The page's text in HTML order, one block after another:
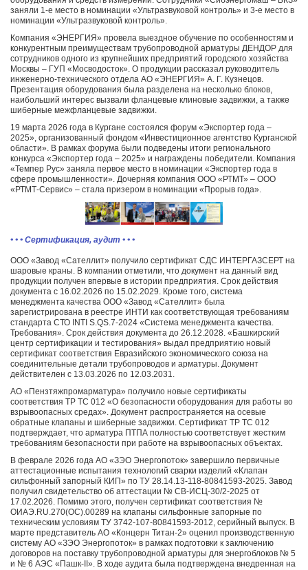
заняли 1-е место в номинации «Ультразвуковой контроль» и 3-е место в
номинации «Ультразвуковой контроль».
Компания «ЭНЕРГИЯ» провела выездное обучение по особенностям и
конкурентным преимуществам трубопроводной арматуры ДЕНДОР для
сотрудников одного из крупнейших предприятий городского хозяйства
Москвы – ГУП «Мосводосток». О продукции рассказал руководитель
инженерно-технического отдела АО «ЭНЕРГИЯ» А. Г. Кузнецов.
Презентация оборудования была разделена на несколько блоков,
наибольший интерес вызвали фланцевые клиновые задвижки, а также
шиберные межфланцевые задвижки.
19 марта 2026 года в Кургане состоялся форум «Экспортер года –
2025», организованный фондом «Инвестиционное агентство Курганской
области». В рамках форума были подведены итоги регионального
конкурса «Экспортер года – 2025» и награждены победители. Компания
«Темпер Рус» заняла первое место в номинации «Экспортер года в
сфере промышленности». Дочерняя компания ООО «РТМТ» – ООО
«РТМТ-Сервис» – стала призером в номинации «Прорыв года».
• • • Сертификация, аудит • • •
ООО «Завод «Сателлит» получило сертификат СДС ИНТЕРГАЗСЕРТ на
шаровые краны. В компании отметили, что документ на данный вид
продукции получен впервые в истории предприятия. Срок действия
документа с 16.02.2026 по 15.02.2029. Кроме того, система
менеджмента качества ООО «Завод «Сателлит» была
зарегистрирована в реестре ИНТИ как соответствующая требованиям
стандарта СТО INTI S.QS.7-2024 «Система менеджмента качества.
Требования». Срок действия документа до 26.12.2028. «Башкирский
центр сертификации и тестирования» выдал предприятию новый
сертификат соответствия Евразийского экономического союза на
соединительные детали трубопроводов и арматуры. Документ
действителен с 13.03.2026 по 12.03.2031.
АО «Пензтяжпромарматура» получило новые сертификаты
соответствия ТР ТС 012 «О безопасности оборудования для работы во
взрывоопасных средах». Документ распространяется на осевые
обратные клапаны и шиберные задвижки. Сертификат ТР ТС 012
подтверждает, что арматура ПТПА полностью соответствует жестким
требованиям безопасности при работе на взрывоопасных объектах.
В феврале 2026 года АО «ЗЭО Энергопоток» завершило первичные
аттестационные испытания технологий сварки изделий «Клапан
сильфонный запорный КИП» по ТУ 28.14.13-118-80841593-2025. Завод
получил свидетельство об аттестации № СВ-ИСЦ-30/2-2025 от
17.02.2026. Помимо этого, получен сертификат соответствия №
ОИАЭ.RU.270(ОС).00289 на клапаны сильфонные запорные по
техническим условиям ТУ 3742-107-80841593-2012, серийный выпуск. В
марте представитель АО «Концерн Титан-2» оценил производственную
систему АО «ЗЭО Энергопоток» в рамках подготовки к заключению
договоров на поставку трубопроводной арматуры для энергоблоков № 5
и № 6 АЭС «Пашк-II». В ходе аудита была подтверждена внедренная на